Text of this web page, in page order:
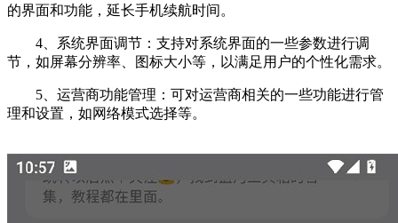
的界面和功能，延长手机续航时间。
4、系统界面调节：支持对系统界面的一些参数进行调
节，如屏幕分辨率、图标大小等，以满足用户的个性化需求。
5、运营商功能管理：可对运营商相关的一些功能进行管
理和设置，如网络模式选择等。